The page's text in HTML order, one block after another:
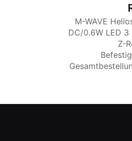
M-WAVE
DC/0.6W LED
Z-